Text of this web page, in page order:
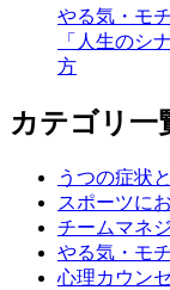
やる気・モ
「人生のシ
方
カテゴリ一
うつの症状
スポーツに
チームマネ
やる気・モ
心理カウン